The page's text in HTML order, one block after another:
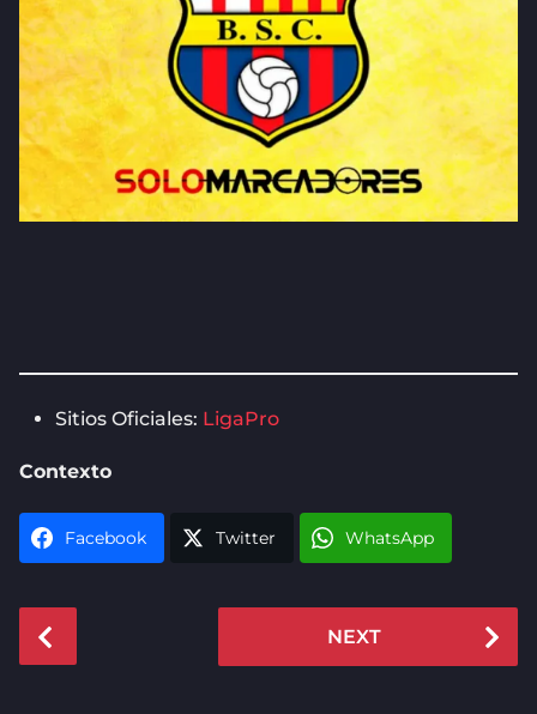
Sitios Oficiales: LigaPro
Contexto
Facebook Twitter WhatsApp
o
NEXT